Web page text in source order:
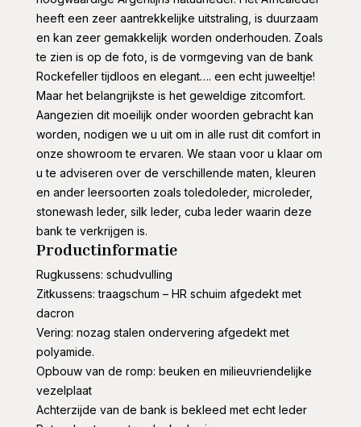
heeft een zeer aantrekkelijke uitstraling, is duurzaam
en kan zeer gemakkelijk worden onderhouden. Zoals
te zien is op de foto, is de vormgeving van de bank
Rockefeller tijdloos en elegant…. een echt juweeltje!
Maar het belangrijkste is het geweldige zitcomfort.
Aangezien dit moeilijk onder woorden gebracht kan
worden, nodigen we u uit om in alle rust dit comfort in
onze showroom te ervaren. We staan voor u klaar om
u te adviseren over de verschillende maten, kleuren
en ander leersoorten zoals toledoleder, microleder,
stonewash leder, silk leder, cuba leder waarin deze
bank te verkrijgen is.
Productinformatie
Rugkussens: schudvulling
Zitkussens: traagschum – HR schuim afgedekt met
dacron
Vering: nozag stalen ondervering afgedekt met
polyamide.
Opbouw van de romp: beuken en milieuvriendelijke
vezelplaat
Achterzijde van de bank is bekleed met echt leder